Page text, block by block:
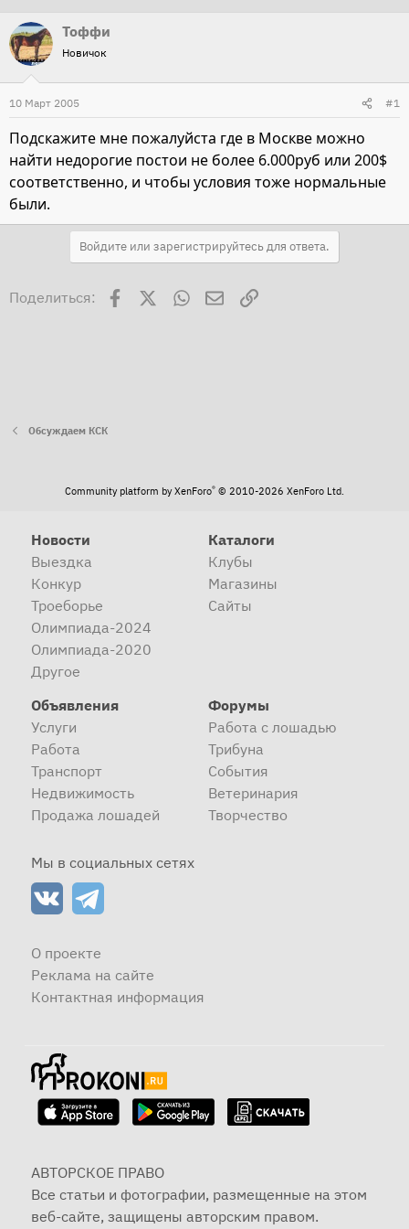
т
о
р
т
е
ы
а
а
Тоффи
Новичок
10 Март 2005 #1
Подскажите мне пожалуйста где в Москве можно
найти недорогие постои не более 6.000руб или 200$
соответственно, и чтобы условия тоже нормальные
были.
Войдите или зарегистрируйтесь для ответа.
Поделиться: Facebook WhatsAppЭлектронная почта
Ссылка
Обсуждаем КСК
Community platform by XenForo® © 2010-2026 XenForo Ltd.
Новости
Выездка
Конкур
Троеборье
Олимпиада-2024
Олимпиада-2020
Другое
Каталоги
Клубы
Магазины
Сайты
Объявления
Услуги
Работа
Транспорт
Недвижимость
Продажа лошадей
Форумы
Работа с лошадью
Трибуна
События
Ветеринария
Творчество
Мы в социальных сетях
О проекте
Реклама на сайте
Контактная информация
АВТОРСКОЕ ПРАВО
Все статьи и фотографии, размещенные на этом
веб-сайте, защищены авторским правом.